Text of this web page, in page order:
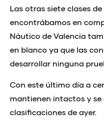
Las otras siete clases
encontrábamos en
Náutico de Valencia
en blanco ya que las
desarrollar ninguna
Con este último día a
mantienen intactos y se
clasificaciones de ayer.